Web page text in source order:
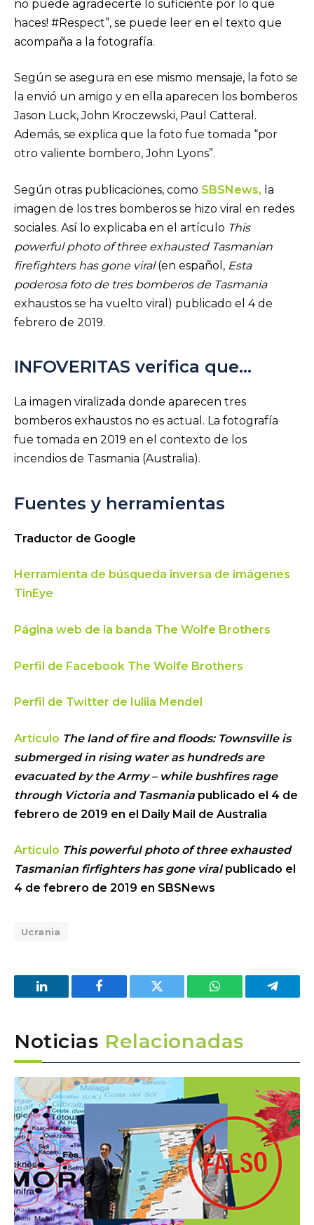
no puede agradecerte lo suficiente por lo que
haces! #Respect”, se puede leer en el texto que
acompaña a la fotografía.
Según se asegura en ese mismo mensaje, la foto se
la envió un amigo y en ella aparecen los bomberos
Jason Luck, John Kroczewski, Paul Catteral.
Además, se explica que la foto fue tomada “por
otro valiente bombero, John Lyons”.
Según otras publicaciones, como SBSNews, la
imagen de los tres bomberos se hizo viral en redes
sociales. Así lo explicaba en el artículo This
powerful photo of three exhausted Tasmanian
firefighters has gone viral(en español, Esta
poderosa foto de tres bomberos de Tasmania
exhaustos se ha vuelto viral) publicado el 4 de
febrero de 2019.
INFOVERITAS verifica que…
La imagen viralizada donde aparecen tres
bomberos exhaustos no es actual. La fotografía
fue tomada en 2019 en el contexto de los
incendios de Tasmania (Australia).
Fuentes y herramientas
Traductor de Google
Herramienta de búsqueda inversa de imágenes
TinEye
Página web de la banda The Wolfe Brothers
Perfil de Facebook The Wolfe Brothers
Perfil de Twitter de Iuliia Mendel
Artículo The land of fire and floods: Townsville is
submerged in rising water as hundreds are
evacuated by the Army – while bushfires rage
through Victoria and Tasmania publicado el 4 de
febrero de 2019 en el Daily Mail de Australia
Artículo This powerful photo of three exhausted
Tasmanian firfighters has gone viralpublicado el
4 de febrero de 2019 en SBSNews
Ucrania
LinkedIn Facebook Twitter WhatsApp
Noticias Relacionadas